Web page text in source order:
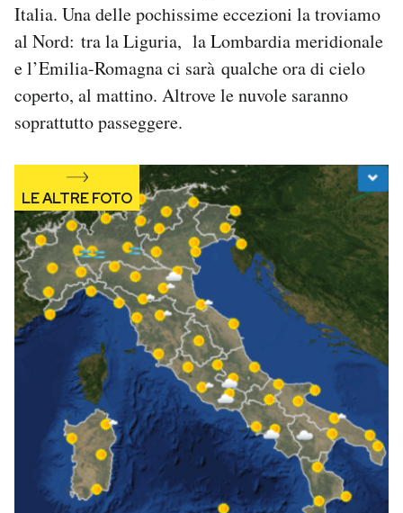
AREA PERSONALE
Area Personale
Notifiche mobile
Regala il Post
Hai bisogno di aiuto?
Esci
Italia. Una delle pochissime eccezioni la troviamo
al Nord: tra la Liguria, la Lombardia meridionale
e l’Emilia-Romagna ci sarà qualche ora di cielo
coperto, al mattino. Altrove le nuvole saranno
soprattutto passeggere.